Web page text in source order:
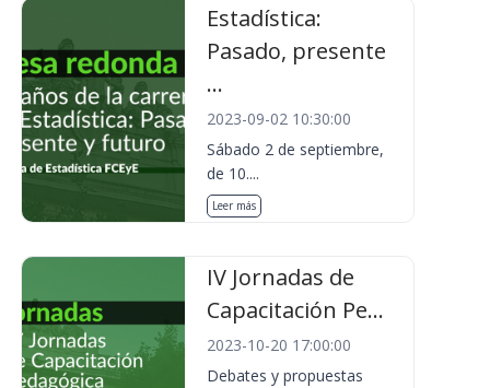
Estadística:
Pasado, presente
...
2023-09-02 10:30:00
Sábado 2 de septiembre,
de 10....
Leer más
IV Jornadas de
Capacitación Pe...
2023-10-20 17:00:00
Debates y propuestas